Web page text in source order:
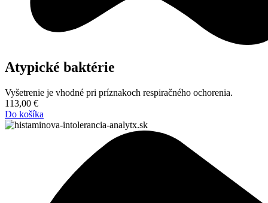
Atypické baktérie
Vyšetrenie je vhodné pri príznakoch respiračného ochorenia.
113,00 €
Do košíka